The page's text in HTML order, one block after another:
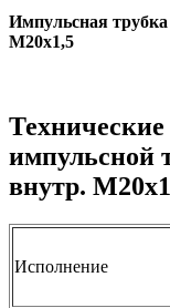
Импульсная
М20х1,5
импульсной
внутр.
Исполнение